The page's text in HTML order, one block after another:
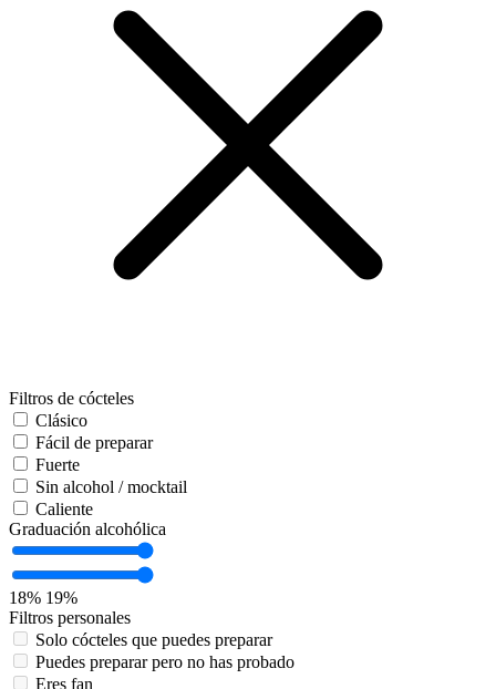
Filtros de cócteles
Clásico
Fácil de preparar
Fuerte
Sin alcohol / mocktail
Caliente
Graduación alcohólica
18% 19%
Filtros personales
Solo cócteles que puedes preparar
Puedes preparar pero no has probado
Eres fan